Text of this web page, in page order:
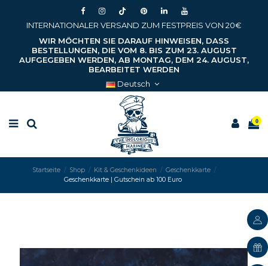
INTERNATIONALER VERSAND ZUM FESTPREIS VON 20€
WIR MÖCHTEN SIE DARAUF HINWEISEN, DASS
BESTELLUNGEN, DIE VOM 8. BIS ZUM 23. AUGUST
AUFGEGEBEN WERDEN, AB MONTAG, DEM 24. AUGUST,
BEARBEITET WERDEN
Deutsch
0
Startseite Shop Kit & Geschenkideen
Geschenkkarte
Geschenkkarte | Gutschein ab 100 Euro